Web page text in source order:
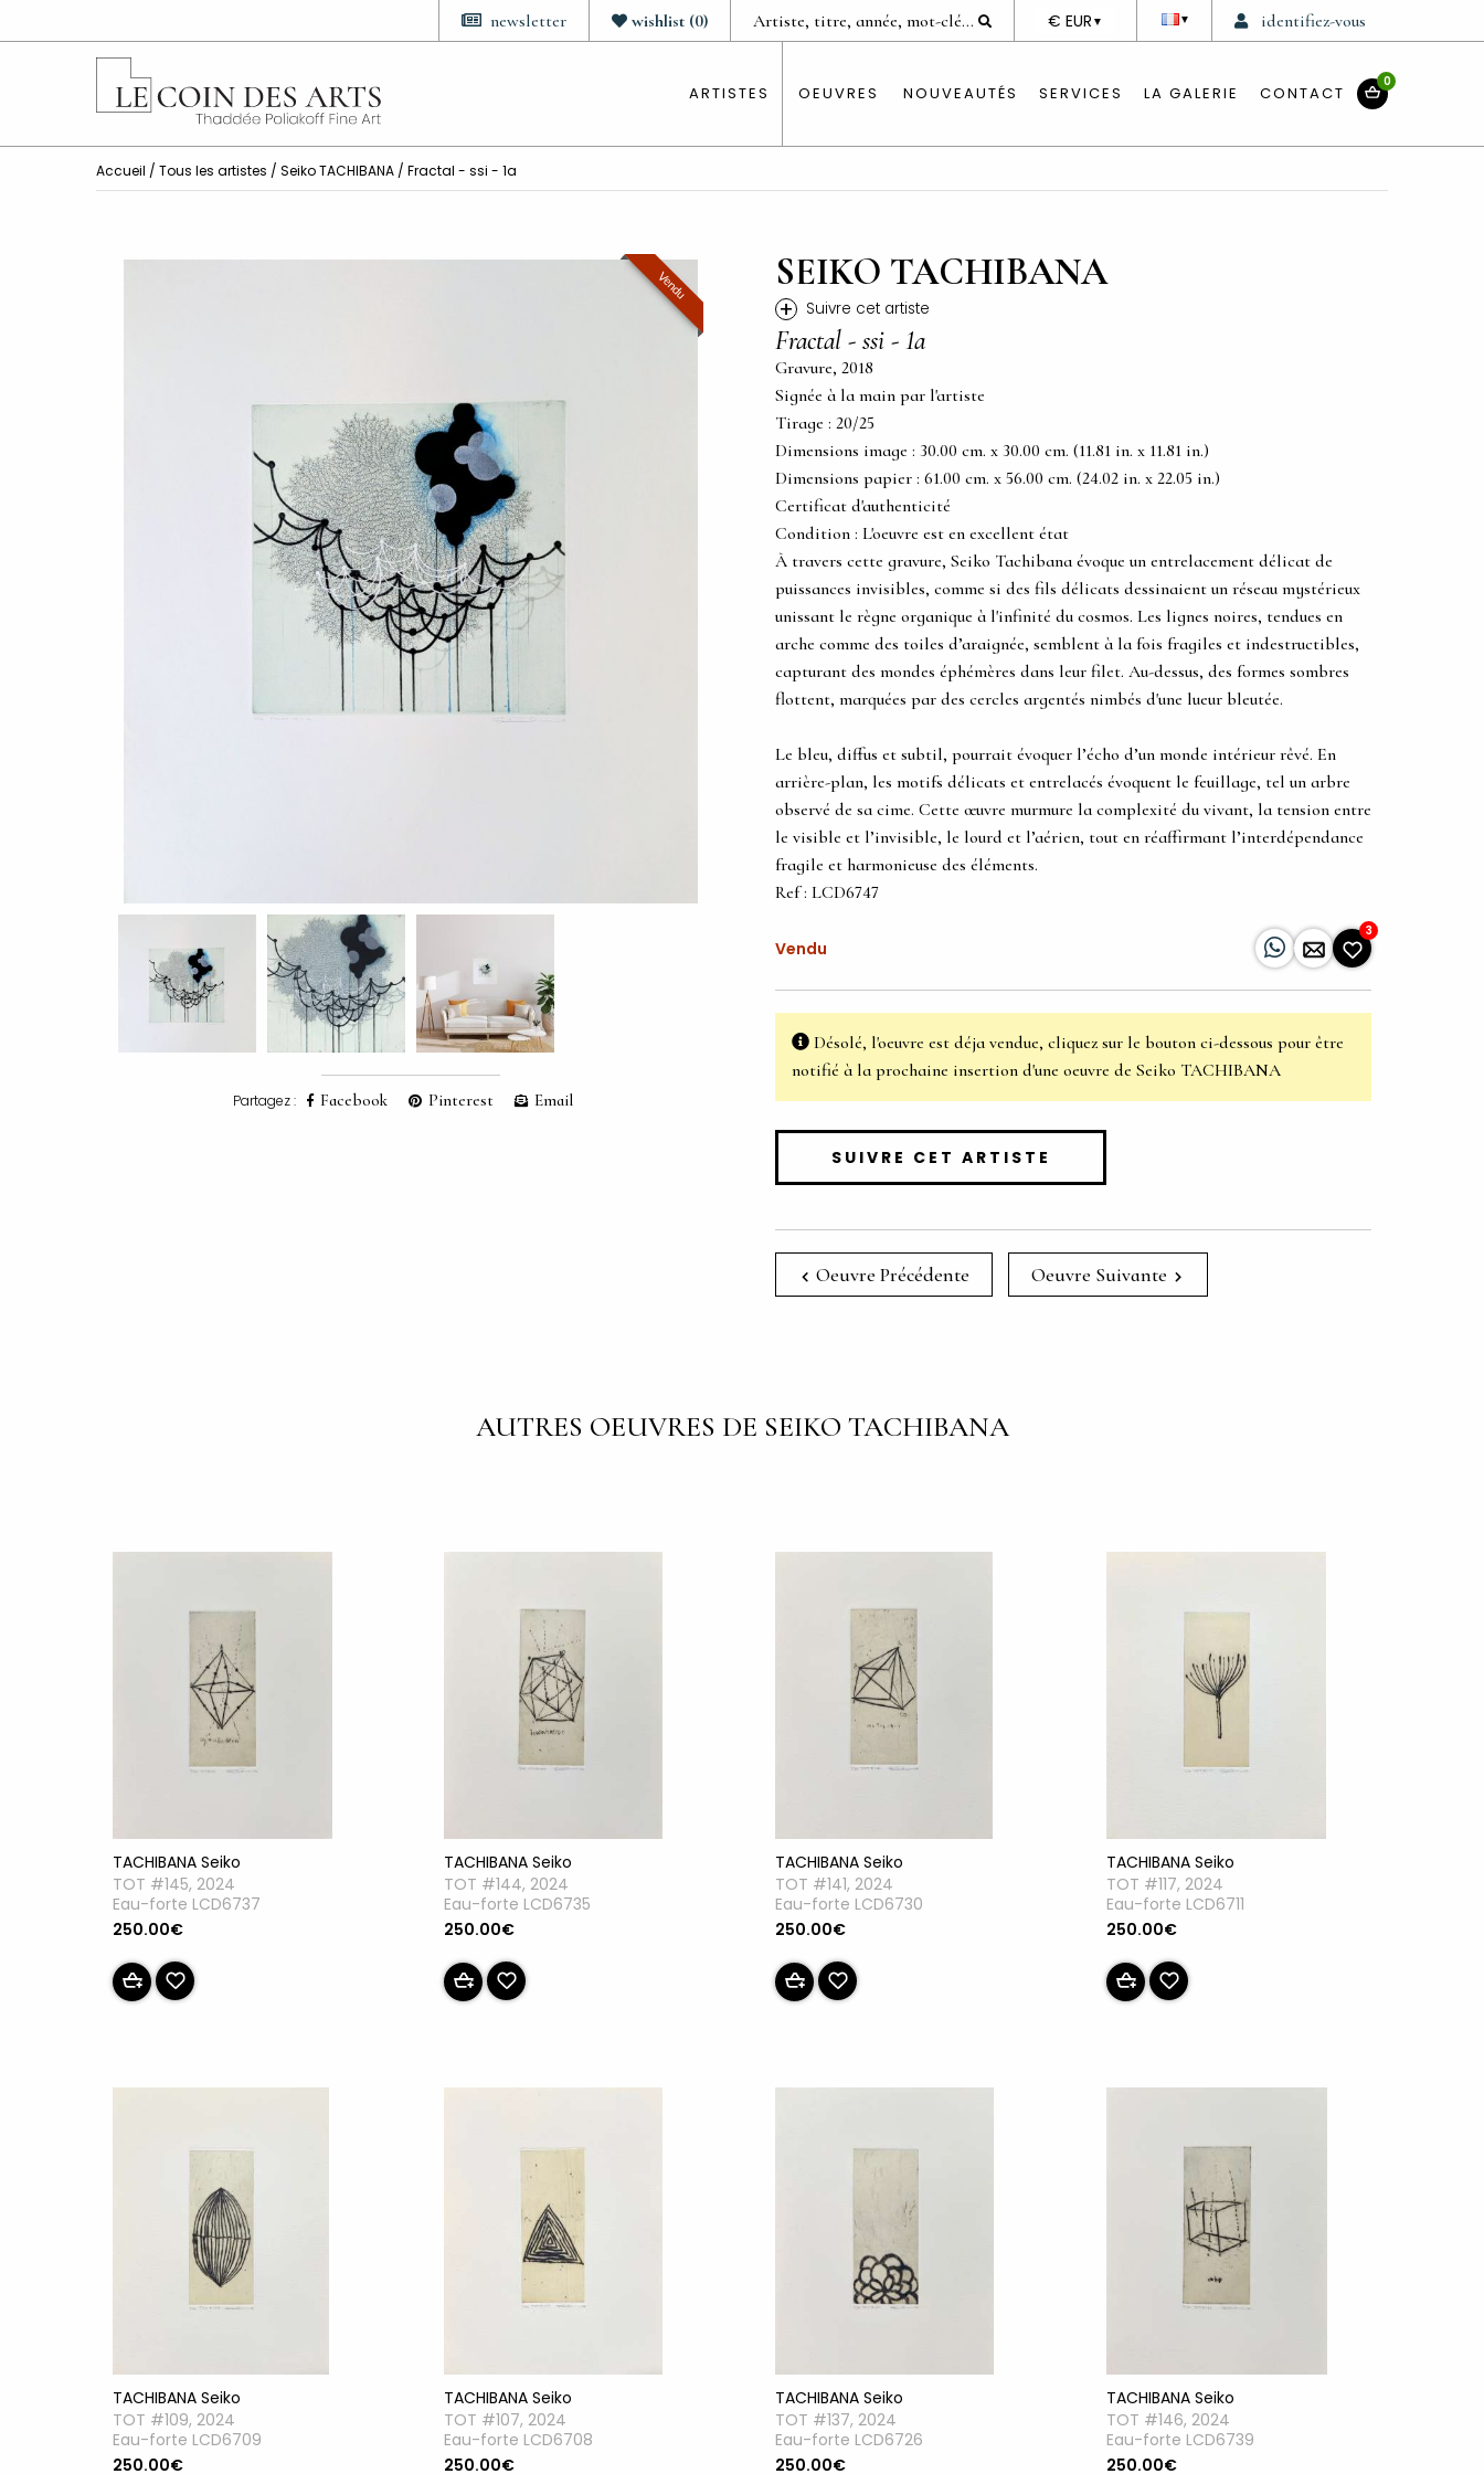
identifiez-vous
▼
DEVISE
€ EUR ▼
wishlist (0)
newsletter
ARTISTES OEUVRES NOUVEAUTÉS SERVICES LA GALERIE CONTACT
0
Accueil / Tous les artistes / Seiko TACHIBANA / Fractal - ssi - 1a
Vendu
Partagez : Facebook Pinterest Email
SEIKO TACHIBANA
+ Suivre cet artiste
Fractal - ssi - 1a
Gravure, 2018
Signée à la main par l'artiste
Tirage : 20/25
Dimensions image : 30.00 cm. x 30.00 cm. (11.81 in. x 11.81 in.)
Dimensions papier : 61.00 cm. x 56.00 cm. (24.02 in. x 22.05 in.)
Certificat d'authenticité
Condition : L'oeuvre est en excellent état
À travers cette gravure, Seiko Tachibana évoque un entrelacement délicat de
puissances invisibles, comme si des fils délicats dessinaient un réseau mystérieux
unissant le règne organique à l'infinité du cosmos. Les lignes noires, tendues en
arche comme des toiles d’araignée, semblent à la fois fragiles et indestructibles,
capturant des mondes éphémères dans leur filet. Au-dessus, des formes sombres
flottent, marquées par des cercles argentés nimbés d'une lueur bleutée.
Le bleu, diffus et subtil, pourrait évoquer l’écho d’un monde intérieur rêvé. En
arrière-plan, les motifs délicats et entrelacés évoquent le feuillage, tel un arbre
observé de sa cime. Cette œuvre murmure la complexité du vivant, la tension entre
le visible et l’invisible, le lourd et l’aérien, tout en réaffirmant l’interdépendance
fragile et harmonieuse des éléments.
Ref : LCD6747
Vendu
3
Désolé, l'oeuvre est déja vendue, cliquez sur le bouton ci-dessous pour être
notifié à la prochaine insertion d'une oeuvre de Seiko TACHIBANA
SUIVRE CET ARTISTE
Oeuvre Précédente Oeuvre Suivante
AUTRES OEUVRES DE SEIKO TACHIBANA
TACHIBANA Seiko
TOT #145, 2024
Eau-forte LCD6737
250.00€
TACHIBANA Seiko
TOT #144, 2024
Eau-forte LCD6735
250.00€
TACHIBANA Seiko
TOT #141, 2024
Eau-forte LCD6730
250.00€
TACHIBANA Seiko
TOT #117, 2024
Eau-forte LCD6711
250.00€
TACHIBANA Seiko
TOT #109, 2024
Eau-forte LCD6709
250.00€
TACHIBANA Seiko
TOT #107, 2024
Eau-forte LCD6708
250.00€
TACHIBANA Seiko
TOT #137, 2024
Eau-forte LCD6726
250.00€
TACHIBANA Seiko
TOT #146, 2024
Eau-forte LCD6739
250.00€